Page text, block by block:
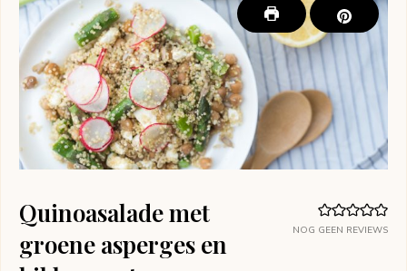
NOG GEEN REVIEWS
Quinoasalade met
groene asperges en